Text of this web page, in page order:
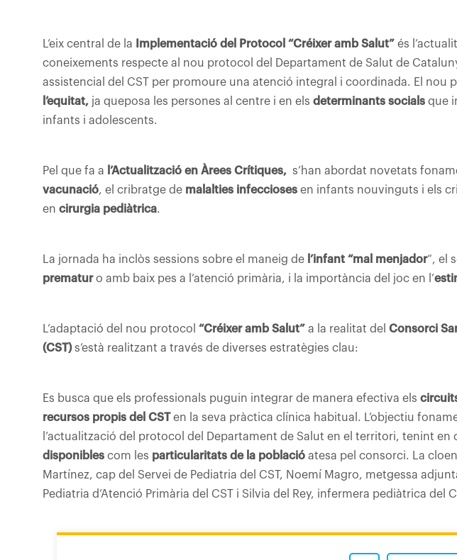
L’eix central de la Implementació del Protocol “Créixer amb Salut” és
coneixements respecte al nou protocol del Departament de Salut de
assistencial del CST per promoure una atenció integral i coordinada. El nou
l’equitat, ja queposa les persones al centre i en els determinants socialsque
infants i adolescents.
Pel que fa a l’Actualització en Àrees Crítiques, s’han abordat novetats
vacunació, el cribratge de malalties infecciosesen infants nouvinguts i els
en cirurgia pediàtrica.
La jornada ha inclòs sessions sobre el maneig de l’infant “mal menjador“, el
prematuro amb baix pes a l’atenció primària, i la importància del joc en l’
L’adaptació del nou protocol “Créixer amb Salut” a la realitat del Consorci
(CST)s’està realitzant a través de diverses estratègies clau:
Es busca que els professionals puguin integrar de manera efectiva els
recursos propis del CSTen la seva pràctica clínica habitual. L’objectiu
l’actualització del protocol del Departament de Salut en el territori, tenint en
disponiblescom les particularitats de la poblacióatesa pel consorci. La
Martínez, cap del Servei de Pediatria del CST, Noemí Magro, metgessa
Pediatria d’Atenció Primària del CST i Silvia del Rey, infermera pediàtrica del